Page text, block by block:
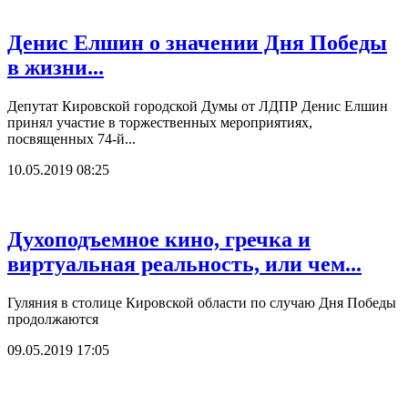
Денис Елшин о значении Дня Победы
в жизни...
Депутат Кировской городской Думы от ЛДПР Денис Елшин
принял участие в торжественных мероприятиях,
посвященных 74-й...
10.05.2019 08:25
Духоподъемное кино, гречка и
виртуальная реальность, или чем...
Гуляния в столице Кировской области по случаю Дня Победы
продолжаются
09.05.2019 17:05